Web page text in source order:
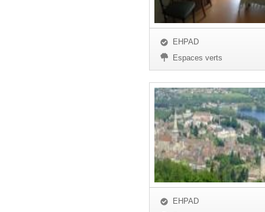
EHPAD
Espaces verts
EHPAD